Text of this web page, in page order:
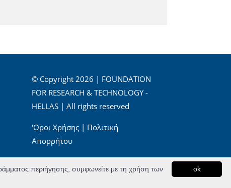
© Copyright 2026 | FOUNDATION
FOR RESEARCH & TECHNOLOGY -
HELLAS | All rights reserved
'Οροι Χρήσης| Πολιτική
Απορρήτου
ok
περιήγησης, συμφωνείτε με τη χρήση των